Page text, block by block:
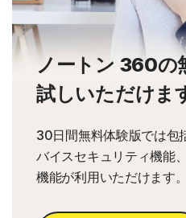
ノートン 360の
試しいただけま
30日間無料体験版では包
バイスセキュリティ機能
機能が利用いただけます。